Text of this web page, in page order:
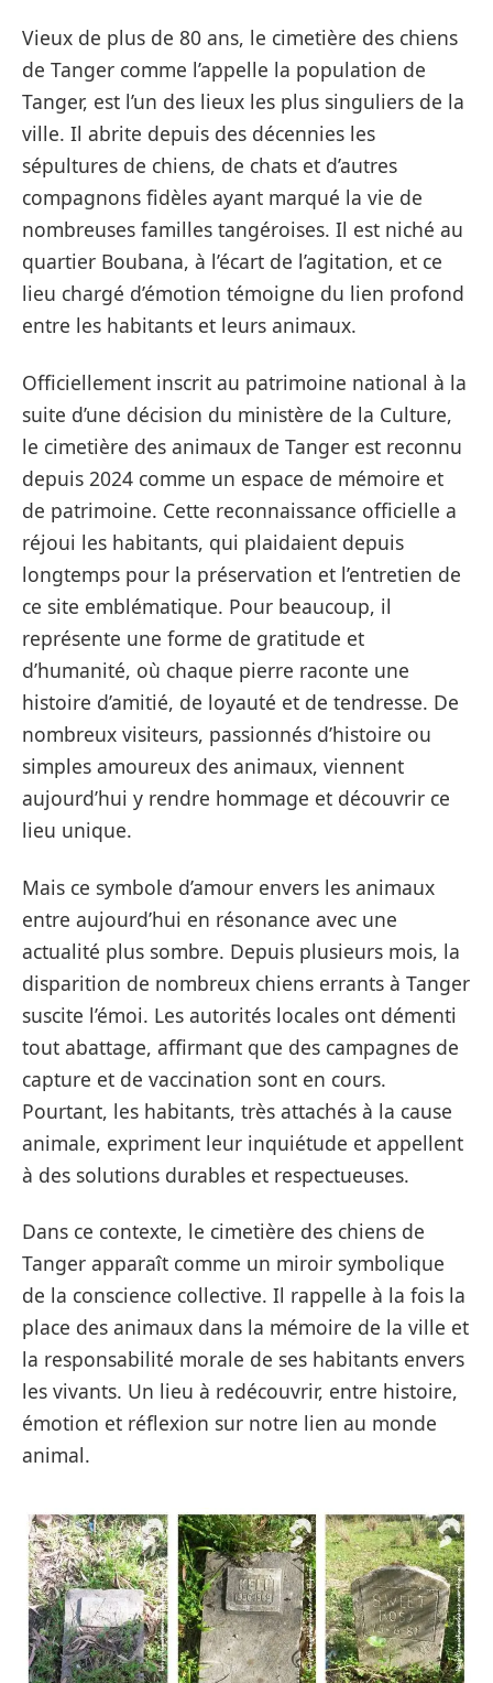
Vieux de plus de 80 ans, le cimetière des chiens
de Tanger comme l’appelle la population de
Tanger, est l’un des lieux les plus singuliers de la
ville. Il abrite depuis des décennies les
sépultures de chiens, de chats et d’autres
compagnons fidèles ayant marqué la vie de
nombreuses familles tangéroises. Il est niché au
quartier Boubana, à l’écart de l’agitation, et ce
lieu chargé d’émotion témoigne du lien profond
entre les habitants et leurs animaux.
Officiellement inscrit au patrimoine national à la
suite d’une décision du ministère de la Culture,
le cimetière des animaux de Tanger est reconnu
depuis 2024 comme un espace de mémoire et
de patrimoine. Cette reconnaissance officielle a
réjoui les habitants, qui plaidaient depuis
longtemps pour la préservation et l’entretien de
ce site emblématique. Pour beaucoup, il
représente une forme de gratitude et
d’humanité, où chaque pierre raconte une
histoire d’amitié, de loyauté et de tendresse. De
nombreux visiteurs, passionnés d’histoire ou
simples amoureux des animaux, viennent
aujourd’hui y rendre hommage et découvrir ce
lieu unique.
Mais ce symbole d’amour envers les animaux
entre aujourd’hui en résonance avec une
actualité plus sombre. Depuis plusieurs mois, la
disparition de nombreux chiens errants à Tanger
suscite l’émoi. Les autorités locales ont démenti
tout abattage, affirmant que des campagnes de
capture et de vaccination sont en cours.
Pourtant, les habitants, très attachés à la cause
animale, expriment leur inquiétude et appellent
à des solutions durables et respectueuses.
Dans ce contexte, le cimetière des chiens de
Tanger apparaît comme un miroir symbolique
de la conscience collective. Il rappelle à la fois la
place des animaux dans la mémoire de la ville et
la responsabilité morale de ses habitants envers
les vivants. Un lieu à redécouvrir, entre histoire,
émotion et réflexion sur notre lien au monde
animal.